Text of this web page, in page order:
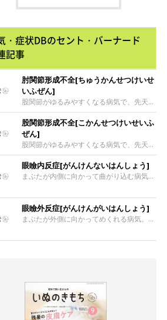
幸せな光景を目にしたようなんです！
・症状DBのセント・バーナード
記事
肘関節形成不全[ちゅうかんせつけいせ
いふぜん]
股関節がゆるみやすくなる病気で、先天的
に発症するケースが多いです。レトリーバ
ー種やセント・バーナードなどの大型犬に
多く、生後4カ月～1才くらいの子犬期の発
症が大多数です。症状が出ないケースか
ら、腰を振るように歩いたり、足を引きず
ったり、足が内またに見えたりなどさまざ
まです。
股関節形成不全[こかんせつけいせいふ
ぜん]
股関節がゆるみやすくなる病気で、先天的
に発症するケースが多いです。レトリーバ
ー種やセント・バーナードなどの大型犬に
多く、生後4カ月～1才くらいの子犬期の発
ら、腰を振るように歩いたり、足を引きず
ったり、足が内またに見えたりなどさまざ
まです。
眼瞼内反症[がんけんないはんしょう]
まぶたが内側に向かって曲がり込む病気。
犬はその刺激を気にして前足で目をこす
り、角膜炎や結膜炎になりやすいです。こ
の病気が原因で起こる角膜炎や結膜炎は慢
にくくなることが。
眼瞼外反症[がんけんがいはんしょう]
まぶたが外側に向かってめくれる病気。角
こしやすくなります。下まぶたに起こるこ
向があります。